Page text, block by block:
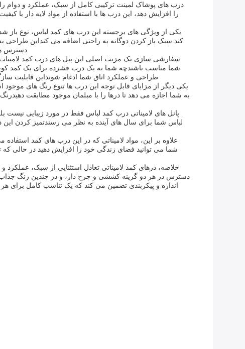
درب های پوشاک لمینت ترکیبی کامل از سبک، عملکرد و دوام را
را افزایش دهد، این درب ها با استفاده از مواد لایه دار
یکی از ویژگی های برجسته این درب های کمد لباس، نوع باز
کند.سبک باز کردن دوگانه به راحتی اضافه می کنداین طراحی
دسترس
سفارشی سازی یک مزیت اصلی این پنل های درب کمد لامینات
شما مناسب باشندچه شما به یک درب فشرده برای یک کمد
طراحی و عملکرد اتاق شما ادغام شونداین قابلیت
یکی دیگر از مزایای قابل توجه این درب ها تنوع رنگ های
به شما اجازه می دهد تا درها را با مبلمان موجود مطابقت
پانل های لامیناتی درب کمد لباس فقط در مورد زیبایی
لباس شما برای سال های آینده به نظر می رسندتمیز کردن این
علاوه بر این، مواد لامیناتی که در این درب های کمد
شما می توانید فضای زندگی خود را افزایش دهید در حالی
خلاصه، درهای کمد لامیناتی تعادل استثنایی از سبک،
دسترس در هر دو گزینه کششی و چرخ دار، و در چندین رنگ جذاب
اندازه و پیکربندی تضمین می کند که یک تناسب کامل برای